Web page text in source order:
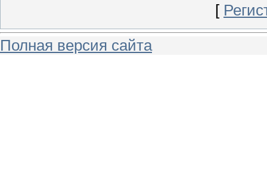
[
Полная версия сайта